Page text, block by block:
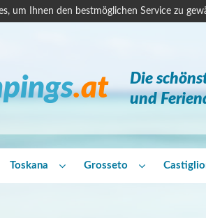
um Ihnen den bestmöglichen Service zu
.at
Die
und
Toskana Grosseto